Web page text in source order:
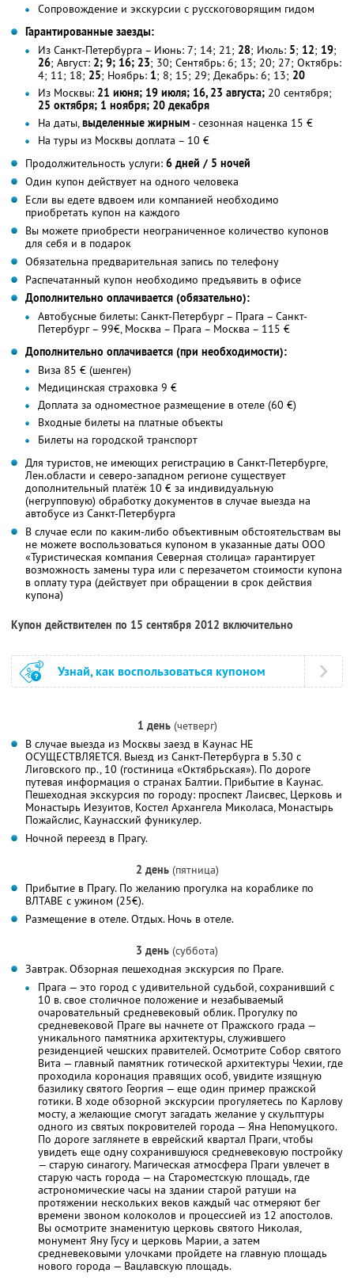
Сопровождение и экскурсии с русскоговорящим гидом
Гарантированные заезды:
Из Санкт-Петербурга – Июнь: 7; 14; 21; 28; Июль: 5; 12; 19;
26; Август: 2; 9; 16; 23; 30; Сентябрь: 6; 13; 20; 27; Октябрь:
4; 11; 18; 25; Ноябрь: 1; 8; 15; 29; Декабрь: 6; 13; 20
Из Москвы: 21 июня; 19 июля; 16, 23 августа; 20 сентября;
25 октября; 1 ноября; 20 декабря
На даты,выделенные жирным- сезонная наценка 15 €
На туры из Москвы доплата – 10 €
Продолжительность услуги: 6 дней / 5 ночей
Один купон действует на одного человека
Если вы едете вдвоем или компанией необходимо
приобретать купон на каждого
Вы можете приобрести неограниченное количество купонов
для себя и в подарок
Обязательна предварительная запись по телефону
Распечатанный купон необходимо предъявить в офисе
Дополнительно оплачивается (обязательно):
Автобусные билеты: Санкт-Петербург – Прага – Санкт-
Петербург – 99€, Москва – Прага – Москва – 115 €
Дополнительно оплачивается (при необходимости):
Виза 85 € (шенген)
Медицинская страховка 9 €
Доплата за одноместное размещение в отеле (60 €)
Входные билеты на платные объекты
Билеты на городской транспорт
Для туристов, не имеющих регистрацию в Санкт-Петербурге,
Лен.области и северо-западном регионе существует
дополнительный платёж 10 € за индивидуальную
(негрупповую) обработку документов в случае выезда на
автобусе из Санкт-Петербурга
В случае если по каким-либо объективным обстоятельствам вы
не можете воспользоваться купоном в указанные даты ООО
«Туристическая компания Северная столица» гарантирует
возможность замены тура или с перезачетом стоимости купона
в оплату тура (действует при обращении в срок действия
купона)
Купон действителен по 15 сентября 2012 включительно
Узнай, как воспользоваться купоном
1 день(четверг)
В случае выезда из Москвы заезд в Каунас НЕ
ОСУЩЕСТВЛЯЕТСЯ. Выезд из Санкт-Петербурга в 5.30 с
Лиговского пр., 10 (гостиница «Октябрьская»). По дороге
путевая информация о странах Балтии. Прибытие в Каунас.
Пешеходная экскурсия по городу: проспект Лаисвес, Церковь и
Монастырь Иезуитов, Костел Архангела Миколаса, Монастырь
Пожайслис, Каунасский фуникулер.
Ночной переезд в Прагу.
2 день(пятница)
Прибытие в Прагу. По желанию прогулка на кораблике по
ВЛТАВЕ с ужином (25€).
Размещение в отеле. Отдых. Ночь в отеле.
3 день (суббота)
Завтрак. Обзорная пешеходная экскурсия по Праге.
Прага — это город с удивительной судьбой, сохранивший с
10 в. свое столичное положение и незабываемый
очаровательный средневековый облик. Прогулку по
средневековой Праге вы начнете от Пражского града —
уникального памятника архитектуры, служившего
резиденцией чешских правителей. Осмотрите Собор святого
Вита — главный памятник готической архитектуры Чехии, где
проходила коронация правящих особ, увидите изящную
базилику святого Георгия — еще один пример пражской
готики. В ходе обзорной экскурсии прогуляетесь по Карлову
мосту, а желающие смогут загадать желание у скульптуры
одного из святых покровителей города — Яна Непомуцкого.
По дороге заглянете в еврейский квартал Праги, чтобы
увидеть еще одну сохранившуюся средневековую постройку
— старую синагогу. Магическая атмосфера Праги увлечет в
старую часть города — на Староместскую площадь, где
астрономические часы на здании старой ратуши на
протяжении нескольких веков каждый час отмеряют бег
времени звоном колоколов и процессией из 12 апостолов.
Вы осмотрите знаменитую церковь святого Николая,
монумент Яну Гусу и церковь Марии, а затем
средневековыми улочками пройдете на главную площадь
нового города — Вацлавскую площадь.